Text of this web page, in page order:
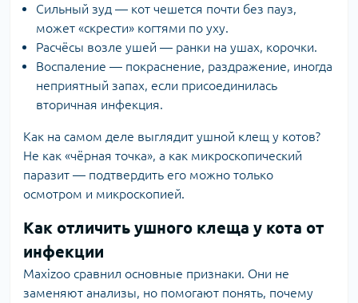
Сильный зуд — кот чешется почти без пауз,
может «скрести» когтями по уху.
Расчёсы возле ушей — ранки на ушах, корочки.
Воспаление — покраснение, раздражение, иногда
неприятный запах, если присоединилась
вторичная инфекция.
Как на самом деле выглядит ушной клещ у котов?
Не как «чёрная точка», а как микроскопический
паразит — подтвердить его можно только
осмотром и микроскопией.
Как отличить ушного клеща у кота от
инфекции
Maxizoo сравнил основные признаки. Они не
заменяют анализы, но помогают понять, почему